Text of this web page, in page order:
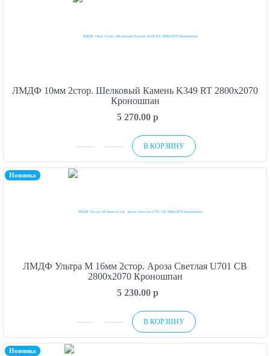
ЛМДФ 10мм 2стор. Шелковый Камень K349 RT 2800х2070
Кроношпан
5 270.00 p
В КОРЗИНУ
Новинка
ЛМДФ Ультра М 16мм 2стор. Ароза Светлая U701 CB
2800х2070 Кроношпан
5 230.00 p
В КОРЗИНУ
Новинка